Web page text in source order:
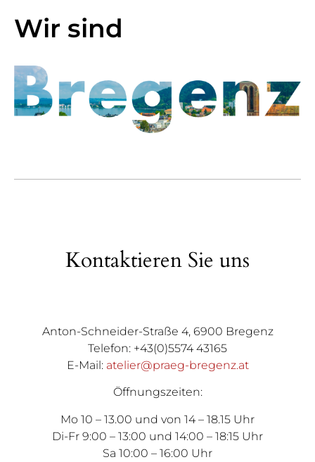
Wir sind
Kontaktieren Sie uns
Anton-Schneider-Straße 4, 6900 Bregenz
Telefon: +43(0)5574 43165
E-Mail: atelier@praeg-bregenz.at
Öffnungszeiten:
Mo 10 – 13.00 und von 14 – 18.15 Uhr
Di-Fr 9:00 – 13:00 und 14:00 – 18:15 Uhr
Sa 10:00 – 16:00 Uhr